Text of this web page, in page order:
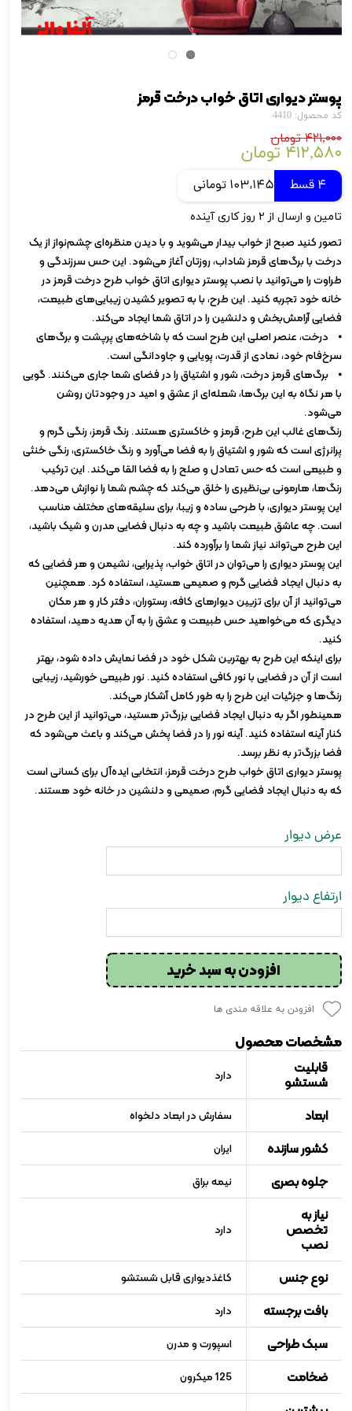
پوستر دیواری اتاق خواب درخت قرمز
کد محصول: 4410
۴۲۱,۰۰۰ تومان
۴۱۲,۵۸۰ تومان
4 قسط 103,145 تومانی
تامین و ارسال از ۲ روز کاری آینده
تصور کنید صبح از خواب بیدار می‌شوید و با دیدن منظره‌ای چشم‌نواز از یک
درخت با برگ‌های قرمز شاداب، روزتان آغاز می‌شود. این حس سرزندگی و
طراوت را می‌توانید با نصب پوستر دیواری اتاق خواب طرح درخت قرمز در
خانه خود تجربه کنید. این طرح، با به تصویر کشیدن زیبایی‌های طبیعت،
فضایی آرامش‌بخش و دلنشین را در اتاق شما ایجاد می‌کند.
⦁ درخت، عنصر اصلی این طرح است که با شاخه‌های پرپشت و برگ‌های
سرخ‌فام خود، نمادی از قدرت، پویایی و جاودانگی است.
⦁ برگ‌های قرمز درخت، شور و اشتیاق را در فضای شما جاری می‌کنند. گویی
با هر نگاه به این برگ‌ها، شعله‌ای از عشق و امید در وجودتان روشن
می‌شود.
رنگ‌های غالب این طرح، قرمز و خاکستری هستند. رنگ قرمز، رنگی گرم و
پرانرژی است که شور و اشتیاق را به فضا می‌آورد و رنگ خاکستری، رنگی خنثی
و طبیعی است که حس تعادل و صلح را به فضا القا می‌کند. این ترکیب
رنگ‌ها، هارمونی بی‌نظیری را خلق می‌کند که چشم شما را نوازش می‌دهد.
این پوستر دیواری، با طرحی ساده و زیبا، برای سلیقه‌های مختلف مناسب
است. چه عاشق طبیعت باشید و چه به دنبال فضایی مدرن و شیک باشید،
این طرح می‌تواند نیاز شما را برآورده کند.
این پوستر دیواری را می‌توان در اتاق خواب، پذیرایی، نشیمن و هر فضایی که
به دنبال ایجاد فضایی گرم و صمیمی هستید، استفاده کرد. همچنین
می‌توانید از آن برای تزیین دیوارهای کافه، رستوران، دفتر کار و هر مکان
دیگری که می‌خواهید حس طبیعت و عشق را به آن هدیه دهید، استفاده
کنید.
برای اینکه این طرح به بهترین شکل خود در فضا نمایش داده شود، بهتر
است از آن در فضایی با نور کافی استفاده کنید. نور طبیعی خورشید، زیبایی
رنگ‌ها و جزئیات این طرح را به طور کامل آشکار می‌کند.
همینطور اگر به دنبال ایجاد فضایی بزرگ‌تر هستید، می‌توانید از این طرح در
کنار آینه استفاده کنید. آینه نور را در فضا پخش می‌کند و باعث می‌شود که
فضا بزرگ‌تر به نظر برسد.
پوستر دیواری اتاق خواب طرح درخت قرمز، انتخابی ایده‌آل برای کسانی است
که به دنبال ایجاد فضایی گرم، صمیمی و دلنشین در خانه خود هستند.
عرض دیوار
ارتفاع دیوار
افزودن به سبد خرید
افزودن به علاقه مندی ها
مشخصات محصول
قابلیت
شستشو دارد
ابعاد سفارش در ابعاد دلخواه
کشور سازنده ایران
جلوه بصری نیمه براق
نیاز به
تخصص
نصب
دارد
نوع جنس کاغذدیواری قابل شستشو
بافت برجسته دارد
سبک طراحی اسپورت و مدرن
ضخامت 125 میکرون